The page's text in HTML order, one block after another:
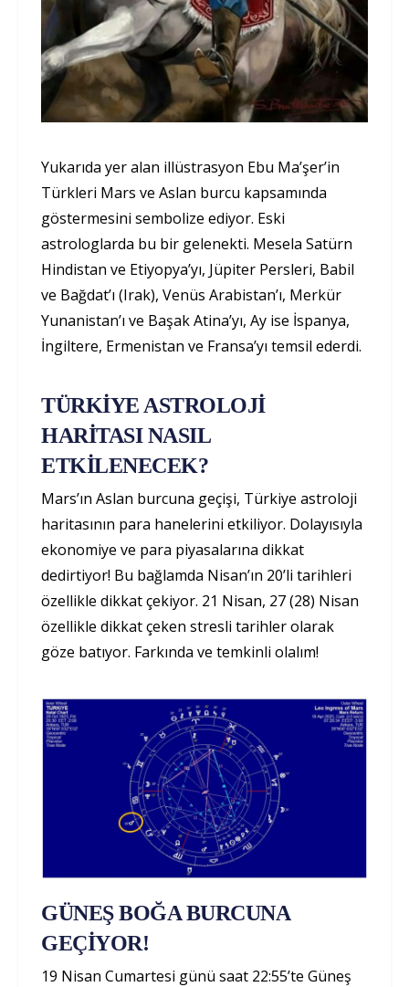
Yukarıda yer alan illüstrasyon Ebu Ma’şer’in
Türkleri Mars ve Aslan burcu kapsamında
göstermesini sembolize ediyor. Eski
astrologlarda bu bir gelenekti. Mesela Satürn
Hindistan ve Etiyopya’yı, Jüpiter Persleri, Babil
ve Bağdat’ı (Irak), Venüs Arabistan’ı, Merkür
Yunanistan’ı ve Başak Atina’yı, Ay ise İspanya,
İngiltere, Ermenistan ve Fransa’yı temsil ederdi.
TÜRKİYE ASTROLOJİ
HARİTASI NASIL
ETKİLENECEK?
Mars’ın Aslan burcuna geçişi, Türkiye astroloji
haritasının para hanelerini etkiliyor. Dolayısıyla
ekonomiye ve para piyasalarına dikkat
dedirtiyor! Bu bağlamda Nisan’ın 20’li tarihleri
özellikle dikkat çekiyor. 21 Nisan, 27 (28) Nisan
özellikle dikkat çeken stresli tarihler olarak
göze batıyor. Farkında ve temkinli olalım!
GÜNEŞ BOĞA BURCUNA
GEÇİYOR!
19 Nisan Cumartesi günü saat 22:55’te Güneş